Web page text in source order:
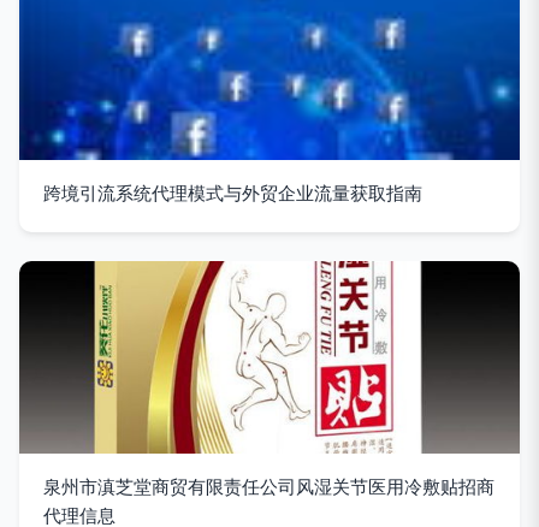
跨境引流系统代理模式与外贸企业流量获取指南
泉州市滇芝堂商贸有限责任公司风湿关节医用冷敷贴招商
代理信息